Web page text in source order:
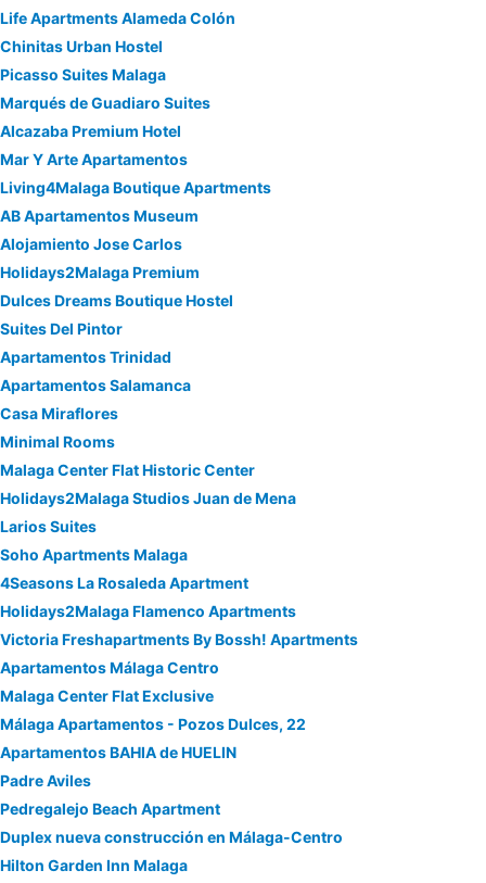
Life Apartments Alameda Colón
Chinitas Urban Hostel
Picasso Suites Malaga
Marqués de Guadiaro Suites
Alcazaba Premium Hotel
Mar Y Arte Apartamentos
Living4Malaga Boutique Apartments
AB Apartamentos Museum
Alojamiento Jose Carlos
Holidays2Malaga Premium
Dulces Dreams Boutique Hostel
Suites Del Pintor
Apartamentos Trinidad
Apartamentos Salamanca
Casa Miraflores
Minimal Rooms
Malaga Center Flat Historic Center
Holidays2Malaga Studios Juan de Mena
Larios Suites
Soho Apartments Malaga
4Seasons La Rosaleda Apartment
Holidays2Malaga Flamenco Apartments
Victoria Freshapartments By Bossh! Apartments
Apartamentos Málaga Centro
Malaga Center Flat Exclusive
Málaga Apartamentos - Pozos Dulces, 22
Apartamentos BAHIA de HUELIN
Padre Aviles
Pedregalejo Beach Apartment
Duplex nueva construcción en Málaga-Centro
Hilton Garden Inn Malaga